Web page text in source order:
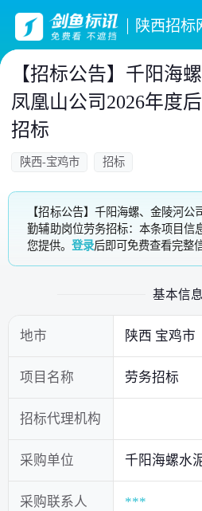
陕西招标
【招标公告】千阳海
凤凰山公司2026年度
招标
陕西-宝鸡市 招标
【招标公告】千阳海螺、金陵河公
勤辅助岗位劳务招标：本条项目信
您提供。登录后即可免费查看完整
基本信息
地市 陕西 宝鸡市
项目名称 劳务招标
招标代理机构
采购单位 千阳海螺水
采购联系人 ***